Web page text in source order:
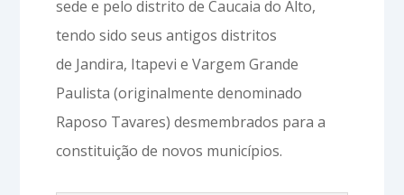
sede e pelo distrito de Caucaia do Alto,
tendo sido seus antigos distritos
de Jandira, Itapevi e Vargem Grande
Paulista (originalmente denominado
Raposo Tavares) desmembrados para a
constituição de novos municípios.